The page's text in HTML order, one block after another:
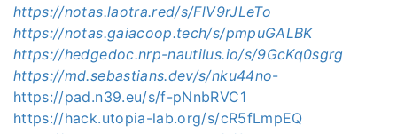
https://notas.laotra.red/s/FlV9rJLeTo
https://notas.gaiacoop.tech/s/pmpuGALBK
https://hedgedoc.nrp-nautilus.io/s/9GcKq0sgrg
https://md.sebastians.dev/s/nku44no-
https://pad.n39.eu/s/f-pNnbRVC1
https://hack.utopia-lab.org/s/cR5fLmpEQ